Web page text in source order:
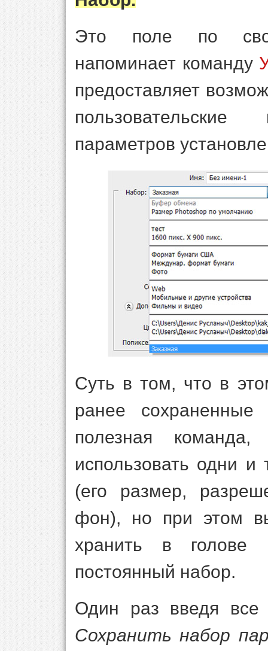
Это поле по
напоминает команду
предоставляет
параметров
Суть в том, что в
ранее сохраненные
полезная
использовать одни
(его размер,
фон), но при этом
хранить в
постоянный набор.
Один раз введя все
Сохранить набор